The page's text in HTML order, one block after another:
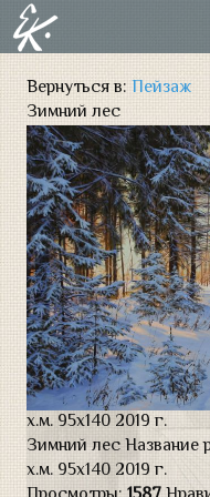
Вернуться в: Пейзаж
Зимний лес
х.м. 95х140 2019 г.
Зимний лесНазвание
х.м. 95х140 2019 г.